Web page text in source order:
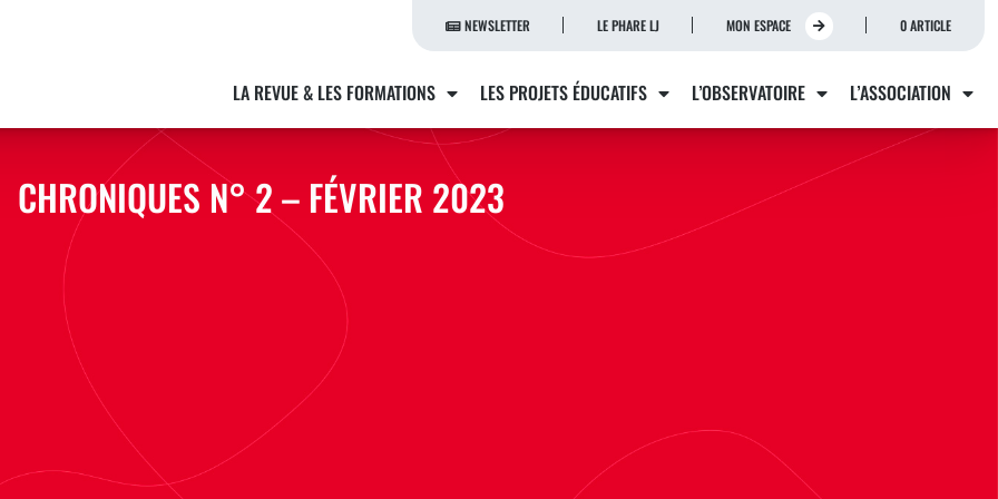
NEWSLETTER LE PHARE LJ MON ESPACE 0 ARTICLE
LA REVUE & LES FORMATIONS LES PROJETS ÉDUCATIFS L’OBSERVATOIRE L’ASSOCIATION
CHRONIQUES N° 2 – FÉVRIER 2023